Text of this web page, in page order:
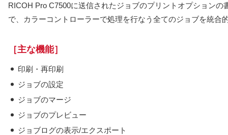
RICOH Pro C7500に送信されたジョブのプリントオプション
で、カラーコントローラーで処理を行なう全てのジョブを統合
［主な機能］
◆ 印刷・再印刷
◆ ジョブの設定
◆ ジョブのマージ
◆ ジョブのプレビュー
◆ ジョブログの表示/エクスポート